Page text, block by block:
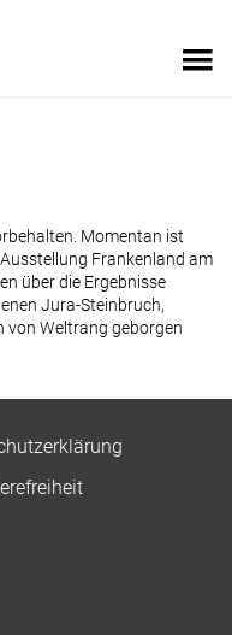
Momentan ist
Frankenland am
über die Ergebnisse
Jura-Steinbruch,
von Weltrang geborgen